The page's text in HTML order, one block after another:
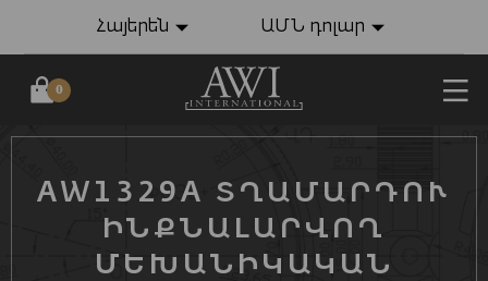
Հայերեն ԱՄՆ դոլար
0
AW1329A ՏՂԱՄԱՐԴՈՒ
ԻՆՔՆԱԼԱՐՎՈՂ
ՄԵԽԱՆԻԿԱԿԱՆ